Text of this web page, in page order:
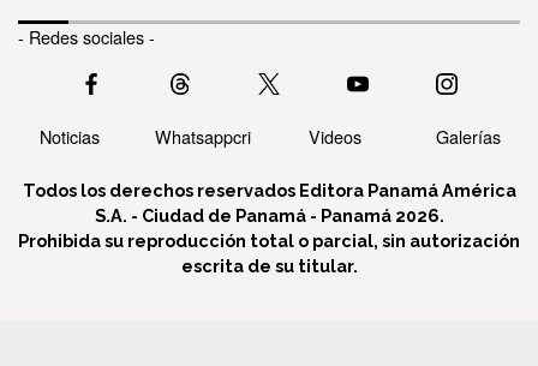
- Redes sociales -
Noticias Whatsappcri Videos Galerías
Todos los derechos reservados Editora Panamá América
S.A. - Ciudad de Panamá - Panamá 2026.
Prohibida su reproducción total o parcial, sin autorización
escrita de su titular.